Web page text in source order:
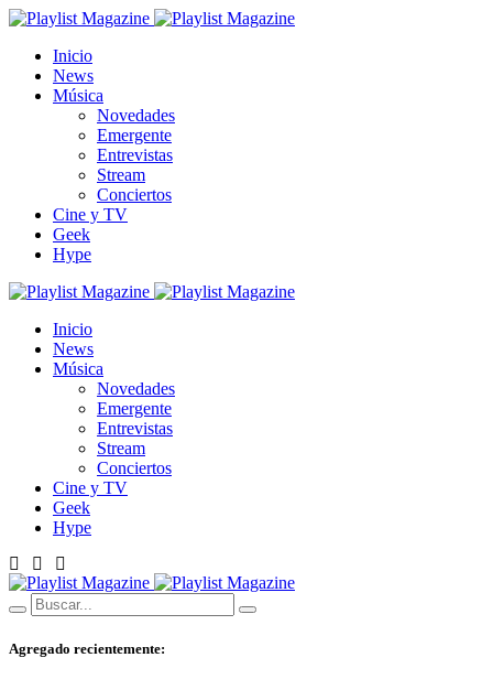
Inicio
News
Música
Novedades
Emergente
Entrevistas
Stream
Conciertos
Cine y TV
Geek
Hype
Inicio
News
Música
Novedades
Emergente
Entrevistas
Stream
Conciertos
Cine y TV
Geek
Hype
Agregado recientemente: